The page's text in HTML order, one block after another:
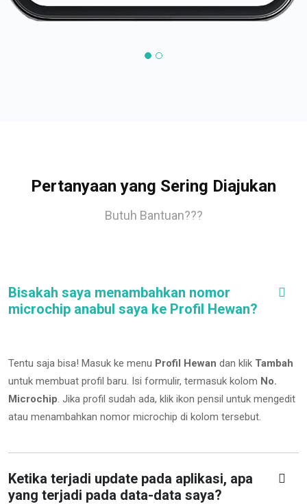
Pertanyaan yang Sering Diajukan
Butuh Bantuan???
Bisakah saya menambahkan nomor
microchip anabul saya ke Profil Hewan?
Tentu saja bisa! Masuk ke menu Profil Hewan dan klik Tambah
untuk membuat profil baru. Isi formulir, termasuk kolom No.
Microchip. Jika profil sudah ada, klik ikon pensil untuk mengedit
atau menambahkan nomor microchip di kolom tersebut.
Ketika terjadi update pada aplikasi, apa
yang terjadi pada data-data saya?